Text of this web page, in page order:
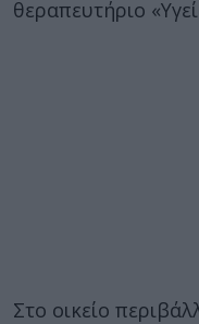
θεραπευτήριο
Στο οικείο